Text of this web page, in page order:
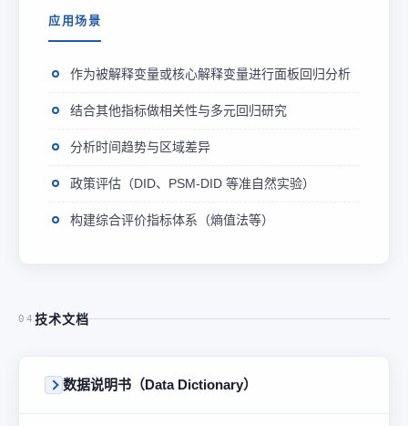
应用场景
作为被解释变量或核心解释变量进行面板回归分析
结合其他指标做相关性与多元回归研究
分析时间趋势与区域差异
政策评估（DID、PSM-DID 等准自然实验）
构建综合评价指标体系（熵值法等）
04 技术文档
数据说明书（Data Dictionary）